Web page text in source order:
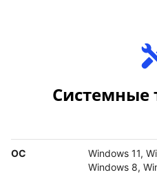
Системные
ОС
Windows 11,
Windows 8,